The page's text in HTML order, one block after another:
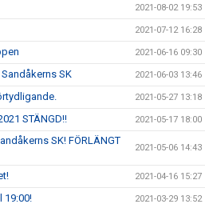
2021-08-02 19:53
2021-07-12 16:28
2021-06-16 09:30
SK 2021-06-03 13:46
2021-05-27 13:18
STÄNGD!! 2021-05-17 18:00
SK! FÖRLÄNGT
2021-05-06 14:43
2021-04-16 15:27
19:00! 2021-03-29 13:52